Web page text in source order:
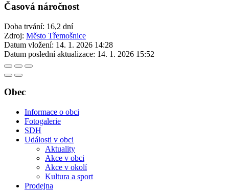
Časová náročnost
Doba trvání: 16,2 dní
Zdroj: Město Třemošnice
Datum vložení: 14. 1. 2026 14:28
Datum poslední aktualizace: 14. 1. 2026 15:52
Obec
Informace o obci
Fotogalerie
SDH
Události v obci
Aktuality
Akce v obci
Akce v okolí
Kultura a sport
Prodejna